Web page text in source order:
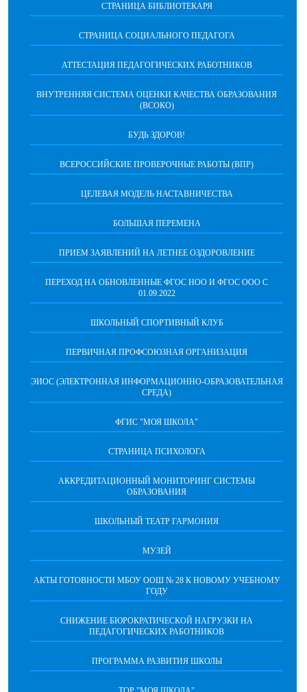
СТРАНИЦА БИБЛИОТЕКАРЯ
СТРАНИЦА СОЦИАЛЬНОГО ПЕДАГОГА
АТТЕСТАЦИЯ ПЕДАГОГИЧЕСКИХ РАБОТНИКОВ
ВНУТРЕННЯЯ СИСТЕМА ОЦЕНКИ КАЧЕСТВА ОБРАЗОВАНИЯ
(ВСОКО)
БУДЬ ЗДОРОВ!
ВСЕРОССИЙСКИЕ ПРОВЕРОЧНЫЕ РАБОТЫ (ВПР)
ЦЕЛЕВАЯ МОДЕЛЬ НАСТАВНИЧЕСТВА
БОЛЬШАЯ ПЕРЕМЕНА
ПРИЕМ ЗАЯВЛЕНИЙ НА ЛЕТНЕЕ ОЗДОРОВЛЕНИЕ
ПЕРЕХОД НА ОБНОВЛЕННЫЕ ФГОС НОО И ФГОС ООО С
01.09.2022
ШКОЛЬНЫЙ СПОРТИВНЫЙ КЛУБ
ПЕРВИЧНАЯ ПРОФСОЮЗНАЯ ОРГАНИЗАЦИЯ
ЭИОС (ЭЛЕКТРОННАЯ ИНФОРМАЦИОННО-ОБРАЗОВАТЕЛЬНАЯ
СРЕДА)
ФГИС "МОЯ ШКОЛА"
СТРАНИЦА ПСИХОЛОГА
АККРЕДИТАЦИОННЫЙ МОНИТОРИНГ СИСТЕМЫ
ОБРАЗОВАНИЯ
ШКОЛЬНЫЙ ТЕАТР ГАРМОНИЯ
МУЗЕЙ
АКТЫ ГОТОВНОСТИ МБОУ ООШ № 28 К НОВОМУ УЧЕБНОМУ
ГОДУ
СНИЖЕНИЕ БЮРОКРАТИЧЕСКОЙ НАГРУЗКИ НА
ПЕДАГОГИЧЕСКИХ РАБОТНИКОВ
ПРОГРАММА РАЗВИТИЯ ШКОЛЫ